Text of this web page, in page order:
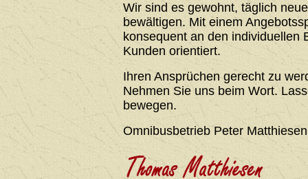
Wir sind es gewohnt, täglich
bewältigen. Mit einem
konsequent an den individuellen
Kunden orientiert.
Ihren Ansprüchen gerecht zu
Nehmen Sie uns beim Wort.
bewegen.
Omnibusbetrieb Peter Matthiesen